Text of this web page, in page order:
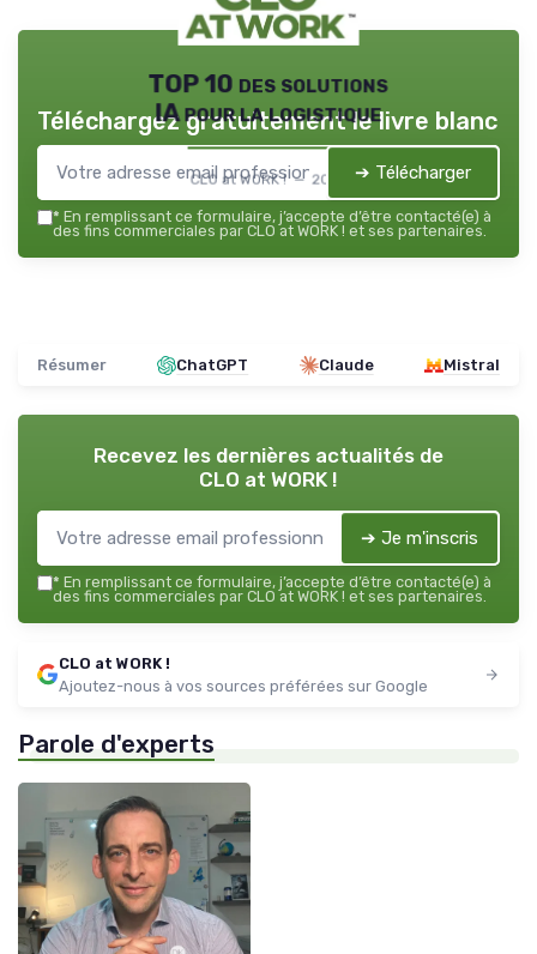
TOP 10 des solutions
IA pour la logistique
CLO at WORK ! — 2026
Téléchargez gratuitement le livre blanc
➔ Télécharger
* En remplissant ce formulaire, j’accepte d’être contacté(e) à
des fins commerciales par CLO at WORK ! et ses partenaires.
Résumer ChatGPT Claude Mistral
Recevez les dernières actualités de
CLO at WORK !
➔ Je m'inscris
* En remplissant ce formulaire, j’accepte d’être contacté(e) à
des fins commerciales par CLO at WORK ! et ses partenaires.
CLO at WORK !
Ajoutez-nous à vos sources préférées sur Google
Parole d'experts